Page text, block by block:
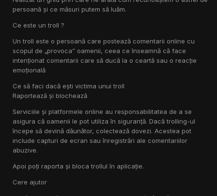
persoană și ce măsuri putem să luăm.
Ce este un troll ?
Un troll este o persoană care postează comentarii online cu
scopul de „provoca” oamenii, ceea ce înseamnă că face
intenționat comentarii care să ducă la o ceartă sau o reacție
emoțională
Ce să faci dacă ești victima unui troll
Raportează și blochează
Serviciile și platformele online au responsabilitatea de a se
asigura că oamenii le pot utiliza în siguranță. Dacă trolling-ul
începe să devină dăunător, colectează dovezi. Acestea pot
include capturi de ecran sau înregistrări ale comentariilor
abuzive.
Apoi poți raporta și bloca trollul în aplicație.
Cere ajutor